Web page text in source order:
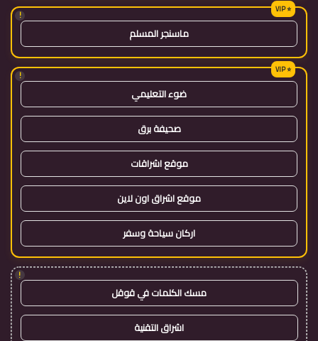
!
ماسنجر المسلم
!
ضوء التعليمي
صحيفة برق
موقع اشراقات
موقع اشراق اون لاين
اركان سياحة وسفر
!
مسك الكلمات في قوقل
اشراق التقنية